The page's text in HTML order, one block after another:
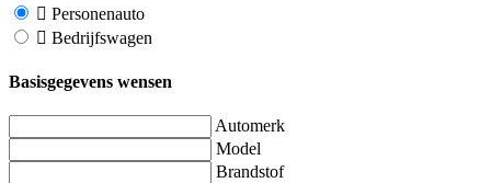
Personenauto
Bedrijfswagen
Basisgegevens wensen
Automerk
Model
Brandstof